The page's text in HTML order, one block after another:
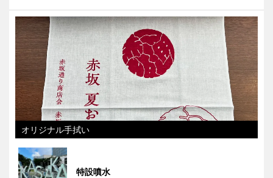
オリジナル手拭い
特設噴水